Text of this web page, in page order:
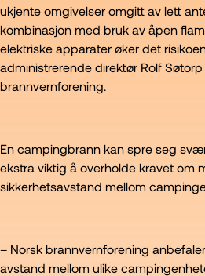
ukjente omgivelser omgitt av lett
kombinasjon med bruk av åpen
elektriske apparater øker det
administrerende direktør Rolf Søtorp
brannvernforening.
En campingbrann kan spre seg
ekstra viktig å overholde kravet om
sikkerhetsavstand mellom
– Norsk brannvernforening
avstand mellom ulike